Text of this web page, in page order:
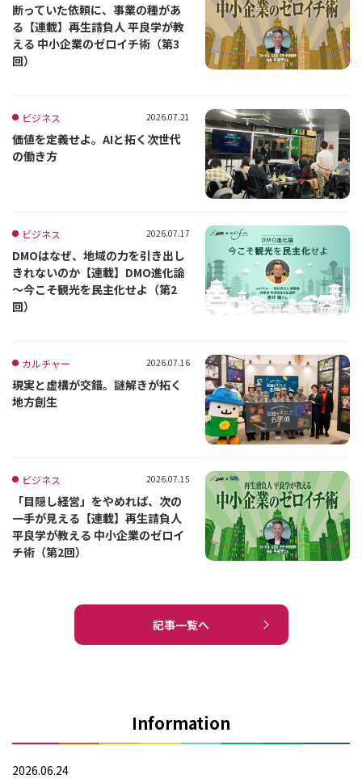
断っていた依頼に、事業の種があ
る【連載】再生請負人 平良学が教
える 中小企業のゼロイチ術（第3
回）
ビジネス 2026.07.21
価値を定義せよ。AIと拓く次世代
の働き方
ビジネス 2026.07.17
DMOはなぜ、地域の力を引き出し
きれないのか【連載】DMO進化論
～今こそ観光を民主化せよ（第2
回）
カルチャー 2026.07.16
現実と虚構が交錯。謎解きが拓く
地方創生
ビジネス 2026.07.15
「目隠し経営」をやめれば、次の
一手が見える【連載】再生請負人
平良学が教える 中小企業のゼロイ
チ術（第2回）
記事一覧へ
Information
2026.06.24